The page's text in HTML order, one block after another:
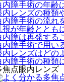
内障手術の年齢
内レンズの種類
内障手術の流れ
視が年齢ととも
内障は再発する
内障手術で用い
内レンズはどの
内障手術の種類
焦点眼内レンズ